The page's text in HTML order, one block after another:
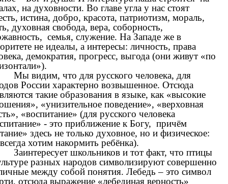
на духовности. Во главе угла у нас стоят
истина, добро, красота, патриотизм, мораль,
духовная свобода, вера, соборность,
семья, служение. На Западе же в
не идеалы, а интересы: личность, права
демократия, прогресс, выгода (они живут «по
Мы видим, что для русского человека, для
России характерно возвышенное. Отсюда
такие образования в языке, как «высокие
«унизительное поведение», «верховная
«воспитание» (для русского человека
- это приближение к Богу, причём
здесь не только духовное, но и физическое:
хотим накормить ребёнка).
Заинтересует школьников и тот факт, что птицы
разных народов символизируют совершенно
между собой понятия. Лебедь – это символ
отсюда выражение «лебединая верность»